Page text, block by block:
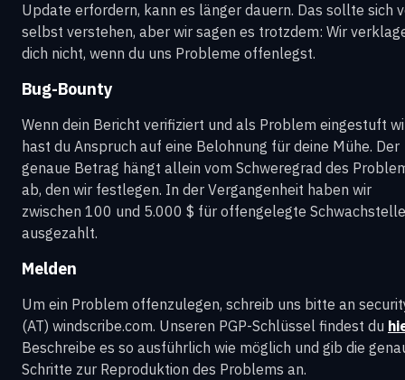
Update erfordern, kann es länger dauern. Das sollte sich
selbst verstehen, aber wir sagen es trotzdem: Wir
dich nicht, wenn du uns Probleme offenlegst.
Bug-Bounty
Wenn dein Bericht verifiziert und als Problem eingestuft
hast du Anspruch auf eine Belohnung für deine Mühe. Der
genaue Betrag hängt allein vom Schweregrad des
ab, den wir festlegen. In der Vergangenheit haben wir
zwischen 100 und 5.000 $ für offengelegte
ausgezahlt.
Melden
Um ein Problem offenzulegen, schreib uns bitte an
(AT) windscribe.com. Unseren PGP-Schlüssel findest du
Beschreibe es so ausführlich wie möglich und gib die
Schritte zur Reproduktion des Problems an.